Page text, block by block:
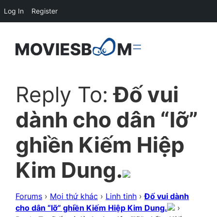
Reply To:Đố vui
dành cho dân “lỡ”
ghiền Kiếm Hiệp
Kim Dung.
Forums › Mọi thứ khác › Linh tinh › Đố vui dành
cho dân “lỡ” ghiền Kiếm Hiệp Kim Dung.
›
Log In Register